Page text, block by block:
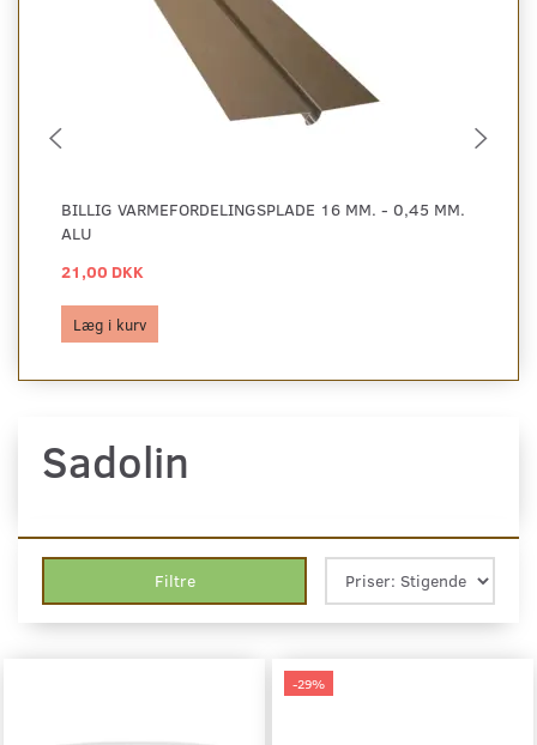
BILLIG VARMEFORDELINGSPLADE 16 MM. - 0,45 MM.
ALU
21,00 DKK
Læg i kurv
Sadolin
Filtre
-29%